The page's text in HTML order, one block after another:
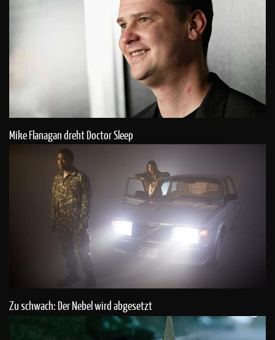
Mike Flanagan dreht Doctor Sleep
Zu schwach: Der Nebel wird abgesetzt